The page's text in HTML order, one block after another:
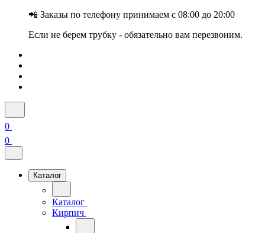
📲 Заказы по телефону принимаем с 08:00 до 20:00
Если не берем трубку - обязательно вам перезвоним.
0
0
Каталог
Каталог
Кирпич